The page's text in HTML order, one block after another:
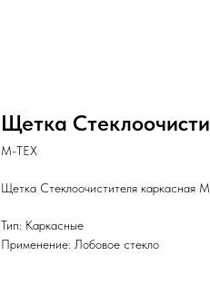
Щетка
М-ТЕХ
Щетка Стеклоочистителя каркасная
Тип: Каркасные
Применение: Лобовое стекло